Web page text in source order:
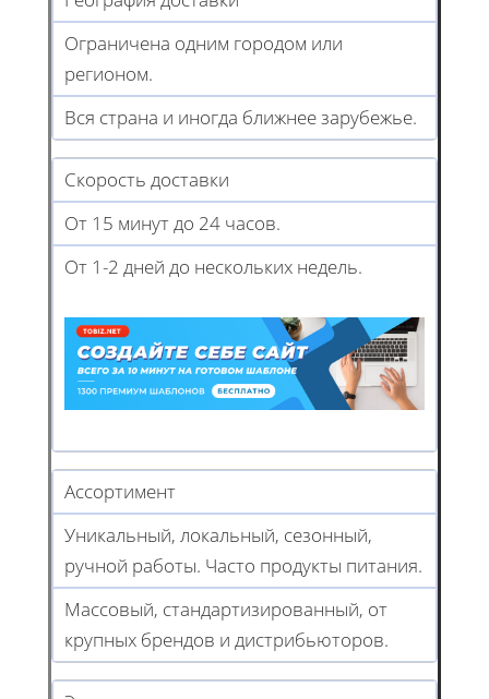
Ограничена одним городом или
регионом.
Вся страна и иногда ближнее зарубежье.
Скорость доставки
От 15 минут до 24 часов.
От 1-2 дней до нескольких недель.
Ассортимент
Уникальный, локальный, сезонный,
ручной работы. Часто продукты питания.
Массовый, стандартизированный, от
крупных брендов и дистрибьюторов.